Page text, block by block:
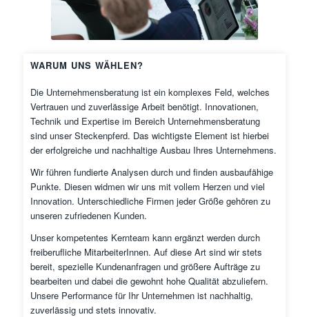
WARUM UNS WÄHLEN?
Die Unternehmensberatung ist ein komplexes Feld, welches
Vertrauen und zuverlässige Arbeit benötigt. Innovationen,
Technik und Expertise im Bereich Unternehmensberatung
sind unser Steckenpferd. Das wichtigste Element ist hierbei
der erfolgreiche und nachhaltige Ausbau Ihres Unternehmens.
Wir führen fundierte Analysen durch und finden ausbaufähige
Punkte. Diesen widmen wir uns mit vollem Herzen und viel
Innovation. Unterschiedliche Firmen jeder Größe gehören zu
unseren zufriedenen Kunden.
Unser kompetentes Kernteam kann ergänzt werden durch
freiberufliche MitarbeiterInnen. Auf diese Art sind wir stets
bereit, spezielle Kundenanfragen und größere Aufträge zu
bearbeiten und dabei die gewohnt hohe Qualität abzuliefern.
Unsere Performance für Ihr Unternehmen ist nachhaltig,
zuverlässig und stets innovativ.